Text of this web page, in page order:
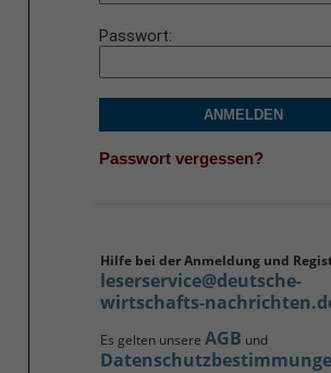
Passwort
ANMELDEN
Passwort vergessen?
Hilfe bei der Anmeldung und
leserservice@deutsche-
wirtschafts-
Es gelten unsere AGB und